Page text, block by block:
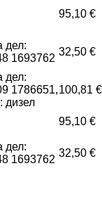
95,10 €
дел:
1693762
32,50 €
дел:
1786651,
дизел
100,81 €
95,10 €
дел:
1693762
32,50 €